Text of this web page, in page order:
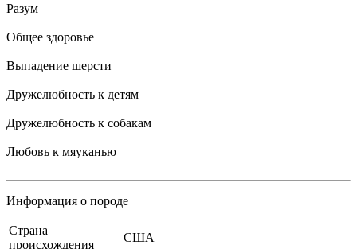
Разум
Общее здоровье
Выпадение шерсти
Дружелюбность к детям
Дружелюбность к собакам
Любовь к мяуканью
Информация о породе
Cтрана
происхождения
США